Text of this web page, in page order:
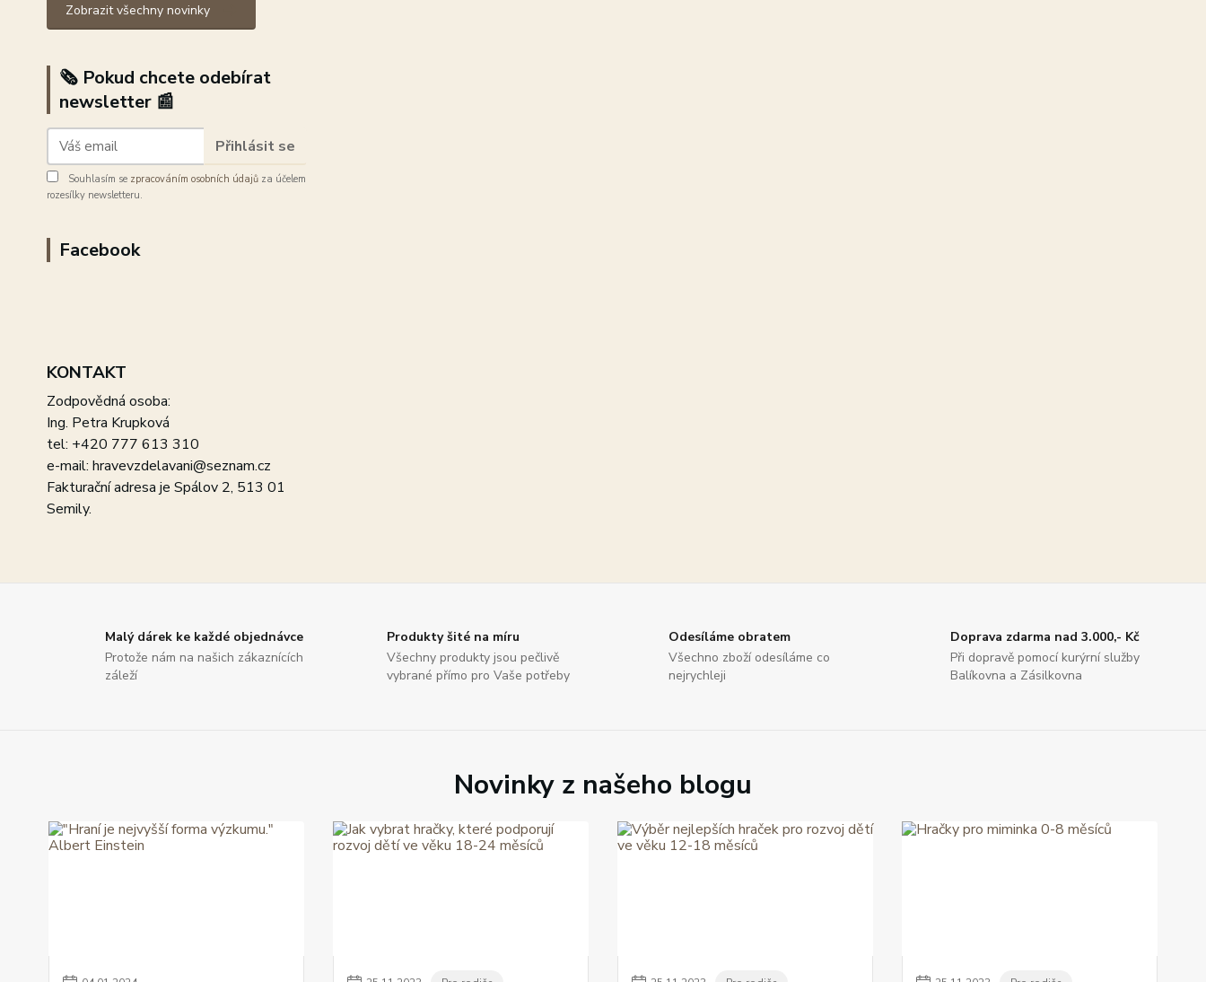
Zobrazit všechny novinky
🗞️ Pokud chcete odebírat
newsletter 📰
Přihlásit se
Souhlasím se zpracováním osobních údajů za účelem
rozesílky newsletteru.
Facebook
KONTAKT
Zodpovědná osoba:
Ing. Petra Krupková
tel: +420 777 613 310
e-mail: hravevzdelavani@seznam.cz
Fakturační adresa je Spálov 2, 513 01
Semily.
Malý dárek ke každé objednávce
Protože nám na našich zákaznících
záleží
Produkty šité na míru
Všechny produkty jsou pečlivě
vybrané přímo pro Vaše potřeby
Odesíláme obratem
Všechno zboží odesíláme co
nejrychleji
Doprava zdarma nad 3.000,- Kč
Při dopravě pomocí kurýrní služby
Balíkovna a Zásilkovna
Novinky z našeho blogu